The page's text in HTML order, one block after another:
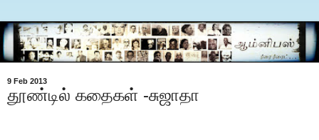
9 Feb 2013
தூண்டில் கதைகள் -சுஜாதா